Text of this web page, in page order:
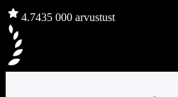
4.7435 000 arvustust